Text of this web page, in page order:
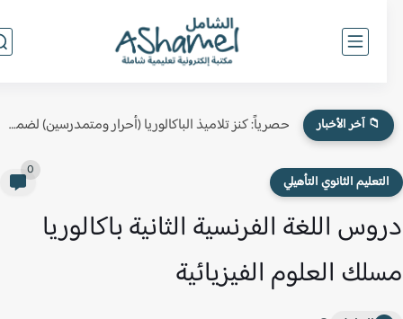
📁 آخر الأخبار حصرياً: كنز تلاميذ الباكالوريا (أحرار ومتمدرسين) لضمان النقطة الكاملة في...
الثانوي التأهيلي
اللغة الفرنسية الثانية باكالوريا
العلوم الفيزيائية